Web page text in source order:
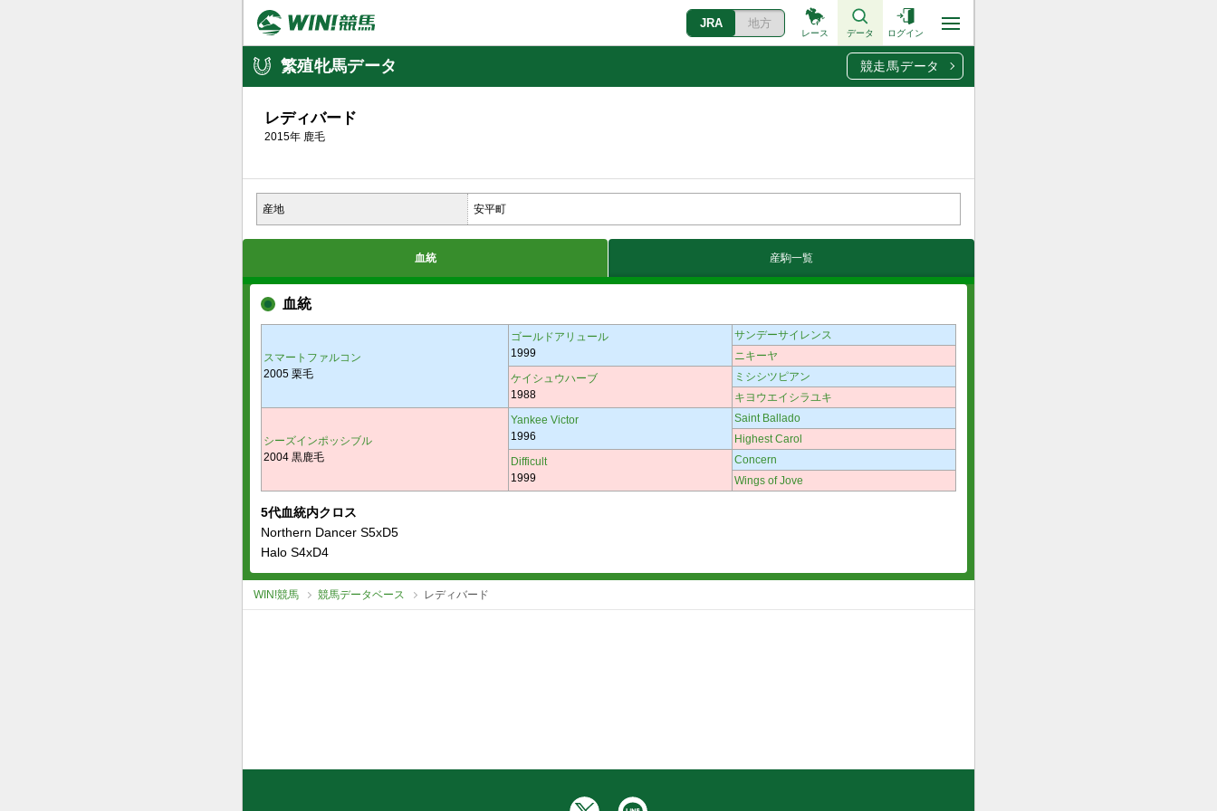
JRA 地方
レース データ ログイン
繁殖牝馬データ 競走馬データ
レディバード
2015年 鹿毛
産地 安平町
血統 産駒一覧
血統
スマートファルコン
2005 栗毛
ゴールドアリュール
1999
サンデーサイレンス
ニキーヤ
ケイシュウハーブ
1988
ミシシツピアン
キヨウエイシラユキ
シーズインポッシブル
2004 黒鹿毛
Yankee Victor
1996
Saint Ballado
Highest Carol
Difficult
1999
Concern
Wings of Jove
5代血統内クロス
Northern Dancer S5xD5
Halo S4xD4
WIN!競馬 競馬データベース レディバード